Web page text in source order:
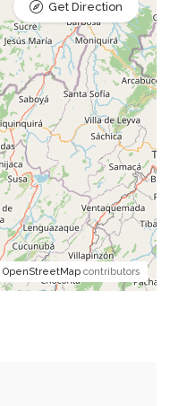
OpenStreetMap contributors
Get Direction